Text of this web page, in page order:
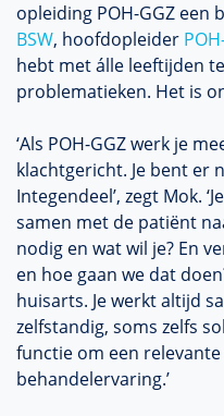
opleiding POH-GGZ een
BSW, hoofdopleider
hebt met álle leeftijden
problematieken. Het is
‘Als POH-GGZ werk je
klachtgericht. Je bent er
Integendeel’, zegt Mok.
samen met de patiënt
nodig en wat wil je? En
en hoe gaan we dat
huisarts. Je werkt altijd
zelfstandig, soms zelfs
functie om een
behandelervaring.’